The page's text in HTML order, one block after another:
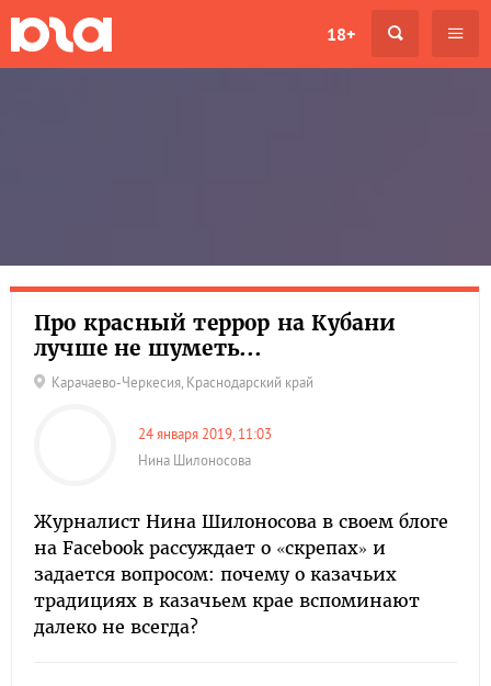
18+
Про красный террор на Кубани
лучше не шуметь...
Карачаево-Черкесия, Краснодарский край
24 января 2019, 11:03
Нина Шилоносова
Журналист Нина Шилоносова в своем блоге
на Facebook рассуждает о «скрепах» и
задается вопросом: почему о казачьих
традициях в казачьем крае вспоминают
далеко не всегда?